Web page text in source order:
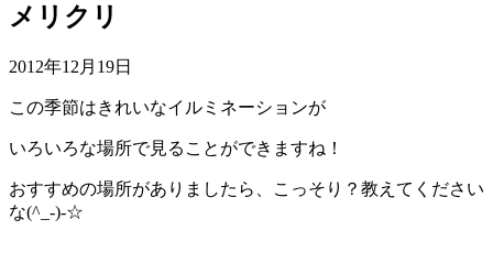
メリクリ
2012年12月19日
この季節はきれいなイルミネーションが
いろいろな場所で見ることができますね！
おすすめの場所がありましたら、こっそり？教えてください
な(^_-)-☆